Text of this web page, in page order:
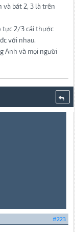
và bát 2, 3 là trên
tực 2/3 cái thước
với nhau.
Anh và mọi người
#223